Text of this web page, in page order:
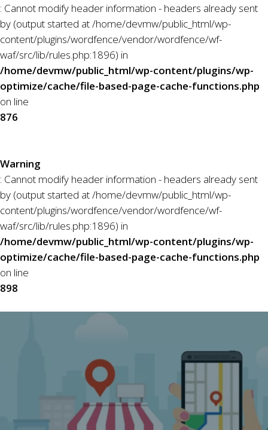
: Cannot modify header information - headers already sent
by (output started at /home/devmw/public_html/wp-
content/plugins/wordfence/vendor/wordfence/wf-
waf/src/lib/rules.php:1896) in
/home/devmw/public_html/wp-content/plugins/wp-
optimize/cache/file-based-page-cache-functions.php
on line
876
Warning
: Cannot modify header information - headers already sent
by (output started at /home/devmw/public_html/wp-
content/plugins/wordfence/vendor/wordfence/wf-
waf/src/lib/rules.php:1896) in
/home/devmw/public_html/wp-content/plugins/wp-
optimize/cache/file-based-page-cache-functions.php
on line
898